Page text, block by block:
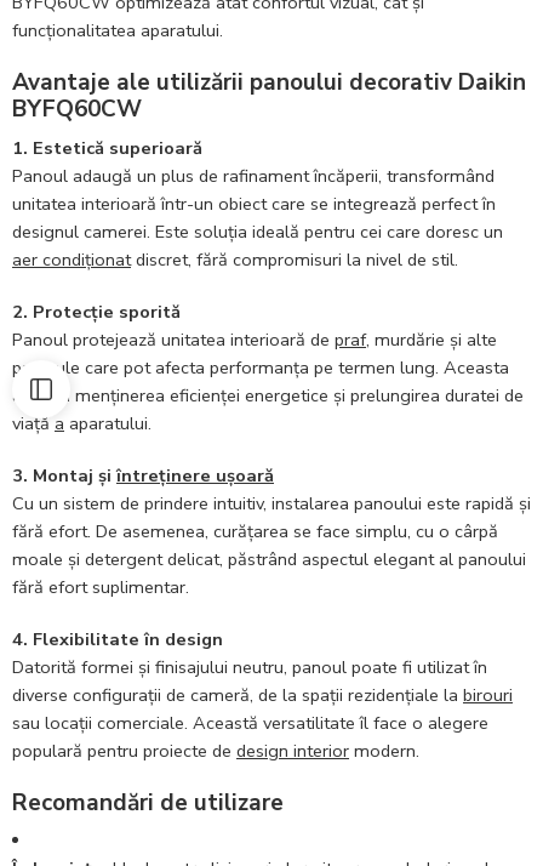
funcționalitatea aparatului.
Avantaje ale utilizării panoului decorativ Daikin
BYFQ60CW
1. Estetică superioară
Panoul adaugă un plus de rafinament încăperii, transformând
unitatea interioară într-un obiect care se integrează perfect în
designul camerei. Este soluția ideală pentru cei care doresc un
aer condiționatdiscret, fără compromisuri la nivel de stil.
2. Protecție sporită
Panoul protejează unitatea interioară de praf, murdărie și alte
particule care pot afecta performanța pe termen lung. Aceasta
ajută la menținerea eficienței energetice și prelungirea duratei de
viață a aparatului.
3. Montaj șiîntreținere ușoară
Cu un sistem de prindere intuitiv, instalarea panoului este rapidă și
fără efort. De asemenea, curățarea se face simplu, cu o cârpă
moale și detergent delicat, păstrând aspectul elegant al panoului
fără efort suplimentar.
4. Flexibilitate în design
Datorită formei și finisajului neutru, panoul poate fi utilizat în
diverse configurații de cameră, de la spații rezidențiale la birouri
sau locații comerciale. Această versatilitate îl face o alegere
populară pentru proiecte de design interior modern.
Recomandări de utilizare